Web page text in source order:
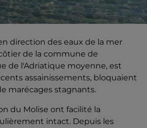
direction des eaux de la mer
de la commune de
de l'Adriatique moyenne, est
assainissements, bloquaient
marécages stagnants.
du Molise ont facilité la
intact. Depuis les